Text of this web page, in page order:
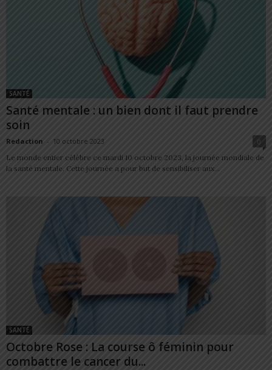
SANTÉ
Santé mentale : un bien dont il faut prendre
soin
Redaction - 10 octobre 2023
0
Le monde entier célèbre ce mardi 10 octobre 2023, la journée mondiale de
la santé mentale. Cette journée a pour but de sensibiliser aux...
SANTÉ
Octobre Rose : La course ô féminin pour
combattre le cancer du...